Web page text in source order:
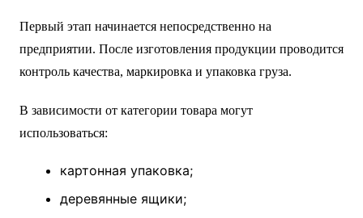
Первый этап начинается непосредственно на
предприятии. После изготовления продукции проводится
контроль качества, маркировка и упаковка груза.
В зависимости от категории товара могут
использоваться:
картонная упаковка;
деревянные ящики;